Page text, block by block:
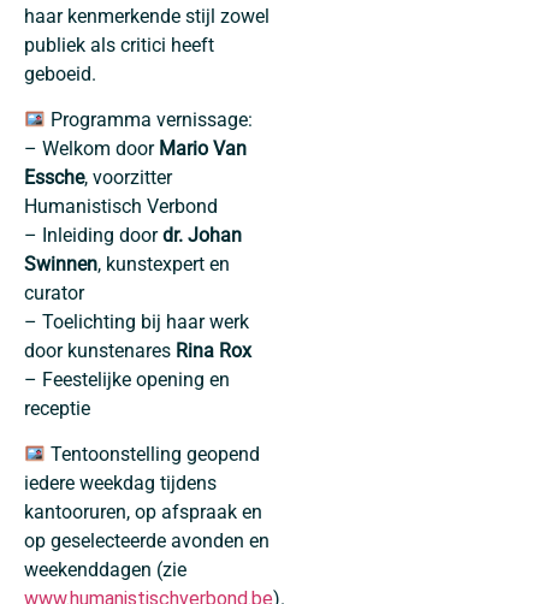
haar kenmerkende stijl zowel
publiek als critici heeft
geboeid.
Programma vernissage:
– Welkom door Mario Van
Essche, voorzitter
Humanistisch Verbond
– Inleiding doordr. Johan
Swinnen, kunstexpert en
curator
– Toelichting bij haar werk
door kunstenares Rina Rox
– Feestelijke opening en
receptie
Tentoonstelling geopend
iedere weekdag tijdens
kantooruren, op afspraak en
op geselecteerde avonden en
weekenddagen (zie
www.humanistischverbond.be).